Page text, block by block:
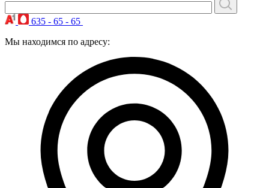
635 - 65 - 65
Мы находимся по адресу: